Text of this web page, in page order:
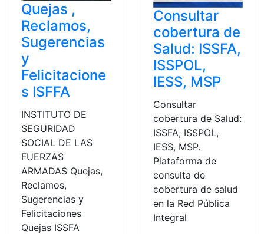
Quejas ,
Reclamos,
Sugerencias
y
Felicitacione
s ISFFA
INSTITUTO DE
SEGURIDAD
SOCIAL DE LAS
FUERZAS
ARMADAS Quejas,
Reclamos,
Sugerencias y
Felicitaciones
Quejas ISSFA
Consultar
cobertura de
Salud: ISSFA,
ISSPOL,
IESS, MSP
Consultar
cobertura de Salud:
ISSFA, ISSPOL,
IESS, MSP.
Plataforma de
consulta de
cobertura de salud
en la Red Pública
Integral